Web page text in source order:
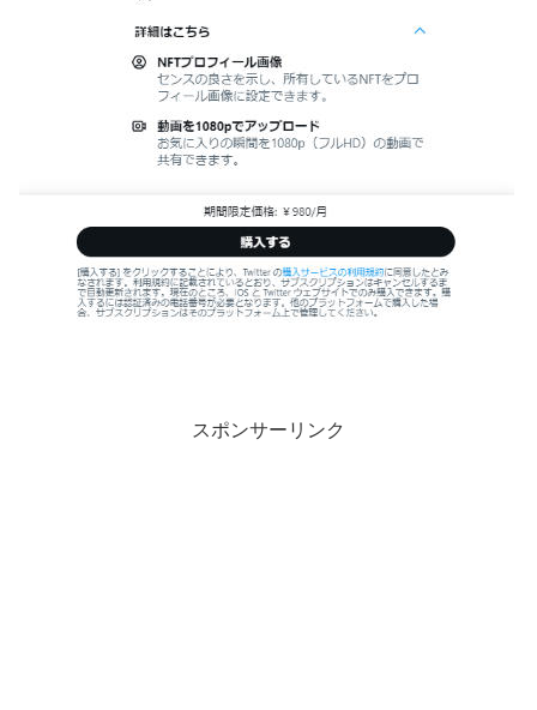
スポンサーリンク